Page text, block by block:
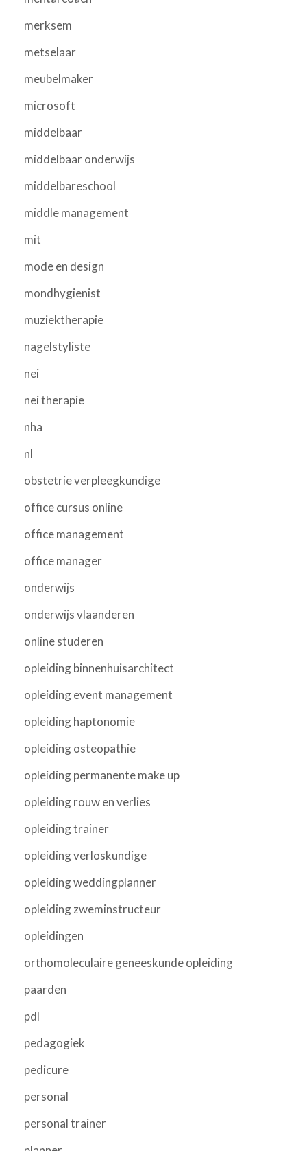
merksem
metselaar
meubelmaker
microsoft
middelbaar
middelbaar onderwijs
middelbareschool
middle management
mit
mode en design
mondhygienist
muziektherapie
nagelstyliste
nei
nei therapie
nha
nl
obstetrie verpleegkundige
office cursus online
office management
office manager
onderwijs
onderwijs vlaanderen
online studeren
opleiding binnenhuisarchitect
opleiding event management
opleiding haptonomie
opleiding osteopathie
opleiding permanente make up
opleiding rouw en verlies
opleiding trainer
opleiding verloskundige
opleiding weddingplanner
opleiding zweminstructeur
opleidingen
orthomoleculaire geneeskunde opleiding
paarden
pdl
pedagogiek
pedicure
personal
personal trainer